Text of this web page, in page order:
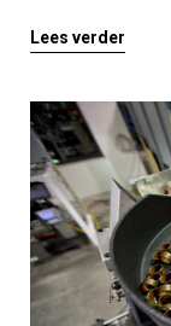
Lees verder